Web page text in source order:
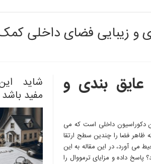
و زیبایی فضای داخلی
شاید
مفید باشد عایق بندی و
دکوراسیون داخلی است که می
ظاهر فضا را چندین سطح ارتقا
می آورد، در این مقاله به این
داده و مزایای ترمووال را